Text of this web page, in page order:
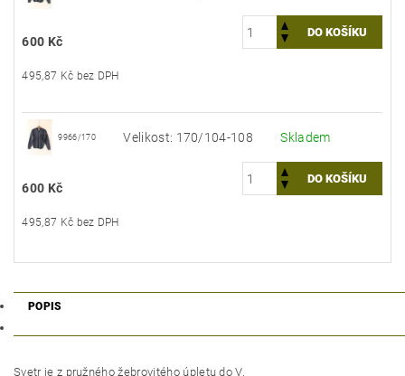
600 Kč
495,87 Kč bez DPH
9966/170 Velikost: 170/104-108 Skladem
600 Kč
495,87 Kč bez DPH
POPIS
Svetr je z pružného žebrovitého úpletu do V.